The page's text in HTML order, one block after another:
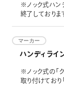
※ノック式ハン
終了しておりま
マーカー
ハンディライ
※ノック式の「
取り付けており